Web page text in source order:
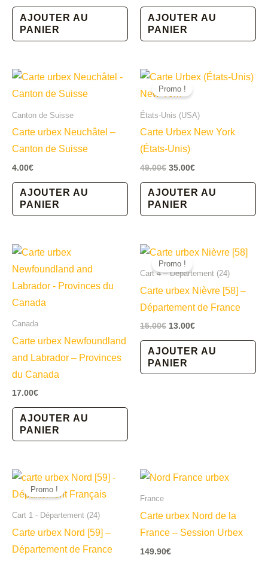
initial
était :
29.00€.
actuel
est :
AJOUTER AU
PANIER
AJOUTER AU
PANIER
Canton de Suisse
Carte urbex Neuchâtel –
Canton de Suisse
4.00€
AJOUTER AU
PANIER
Promo !
États-Unis (USA)
Carte Urbex New York
(États-Unis)
49.00€ Le
initial
était :
49.00€.
35.00€Le
actuel
AJOUTER AU
PANIER
Canada
Carte urbex Newfoundland
and Labrador – Provinces
du Canada
17.00€
AJOUTER AU
PANIER
Promo !
Cart 4 – Département (24)
Carte urbex Nièvre [58] –
Département de France
15.00€ Le
initial
était :
15.00€.
13.00€Le
actuel
est :
AJOUTER AU
PANIER
Promo !
Cart 1 - Département (24)
Carte urbex Nord [59] –
Département de France
France
Carte urbex Nord de la
France – Session Urbex
149.90€